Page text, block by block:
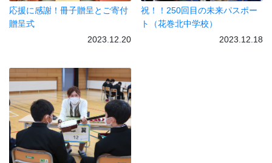
応援に感謝！冊子贈呈とご寄付
贈呈式
2023.12.20
祝！！250回目の未来パスポー
ト（花巻北中学校）
2023.12.18